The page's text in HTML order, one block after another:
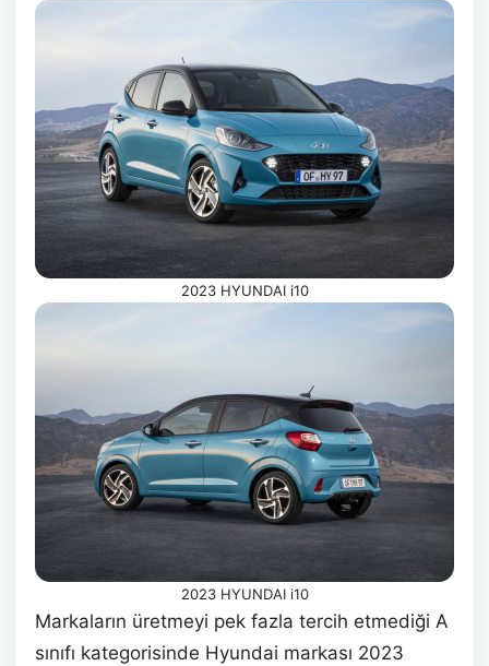
2023 HYUNDAI i10
2023 HYUNDAI i10
Markaların üretmeyi pek fazla tercih etmediği A
sınıfı kategorisinde Hyundai markası 2023